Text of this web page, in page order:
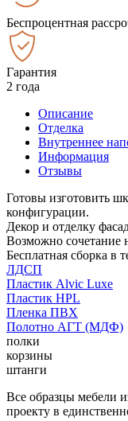
Беспроцентная
Гарантия
2 года
Описание
Отделка
Внутреннее
Информация
Отзывы
Готовы изготовить
конфигурации.
Декор и отделку
Возможно сочетание
Бесплатная сборка в
ЛДСП
Пластик Alvic Luxe
Пластик HPL
Пленка ПВХ
Полотно АГТ (МДФ)
полки
корзины
штанги
Все образцы мебели
проекту в